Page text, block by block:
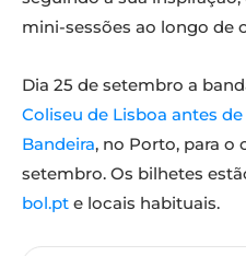
mini-sessões ao longo de
Dia 25 de setembro a
Coliseu de Lisboa antes
Bandeira, no Porto, para o
setembro. Os bilhetes
bol.pt e locais habituais.